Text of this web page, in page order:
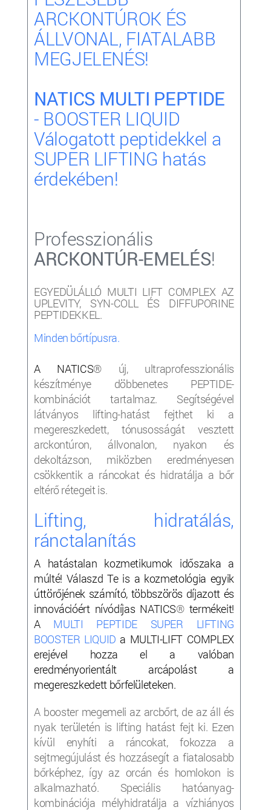
ARCKONTÚROK ÉS
ÁLLVONAL, FIATALABB
MEGJELENÉS!
NATICS MULTI PEPTIDE
- BOOSTER LIQUID
Válogatott peptidekkel a
SUPER LIFTING hatás
érdekében!
Professzionális
ARCKONTÚR-EMELÉS!
EGYEDÜLÁLLÓ MULTI LIFT COMPLEX AZ
UPLEVITY, SYN-COLL ÉS DIFFUPORINE
PEPTIDEKKEL.
Minden bőrtípusra.
A NATICS®új, ultraprofesszionális
készítménye döbbenetes PEPTIDE-
kombinációt tartalmaz. Segítségével
látványos lifting-hatást fejthet ki a
megereszkedett, tónusosságát vesztett
arckontúron, állvonalon, nyakon és
dekoltázson, miközben eredményesen
csökkentik a ráncokat és hidratálja a bőr
eltérő rétegeit is.
Lifting, hidratálás,
ránctalanítás
A hatástalan kozmetikumok időszaka a
múlté! Válaszd Te is a kozmetológia egyik
úttörőjének számító, többszörös díjazott és
innovációért nívódíjas NATICS®termékeit!
A MULTI PEPTIDE SUPER LIFTING
BOOSTER LIQUID a MULTI-LIFT COMPLEX
erejével hozza el a valóban
eredményorientált arcápolást a
megereszkedett bőrfelületeken.
A booster megemeli az arcbőrt, de az áll és
nyak területén is lifting hatást fejt ki. Ezen
kívül enyhíti a ráncokat, fokozza a
sejtmegújulást és hozzásegít a fiatalosabb
bőrképhez, így az orcán és homlokon is
alkalmazható. Speciális hatóanyag-
kombinációja mélyhidratálja a vízhiányos